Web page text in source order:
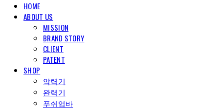
HOME
ABOUT US
MISSION
BRAND STORY
CLIENT
PATENT
SHOP
악력기
완력기
푸쉬업바